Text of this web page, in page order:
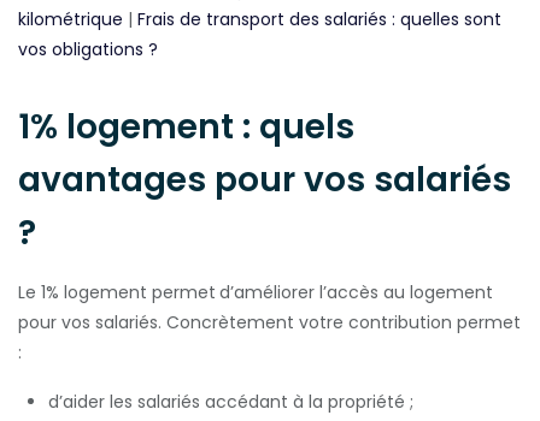
kilométrique | Frais de transport des salariés : quelles sont
vos obligations ?
1% logement : quels
avantages pour vos salariés
?
Le 1% logement permet d’améliorer l’accès au logement
pour vos salariés. Concrètement votre contribution permet
:
d’aider les salariés accédant à la propriété ;